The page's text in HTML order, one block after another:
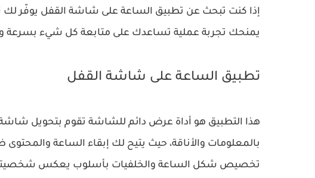
إذا كنت تبحث عن تطبيق الساعة على شاشة القفل يوفّر لك
يمنحك تجربة عملية تساعدك على متابعة كل شيء بسرعة
تطبيق الساعة على شاشة القفل
هذا التطبيق هو أداة عرض دائم للشاشة تقوم بتحويل شاشة
بالمعلومات والأناقة، حيث يتيح لك إبقاء الساعة
تخصيص شكل الساعة والخلفيات بأسلوب يعكس